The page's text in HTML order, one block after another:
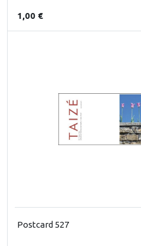
1,00 €
Postcard 527